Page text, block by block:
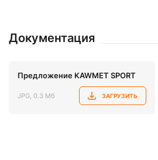
Документация
Предложение KAWMET SPORT
JPG, 0.3 Мб ЗАГРУЗИТЬ